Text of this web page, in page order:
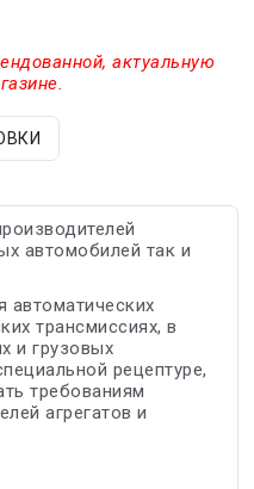
актуальную
автомобилей так и
автоматических
трансмиссиях, в
и грузовых
рецептуре,
требованиям
агрегатов и